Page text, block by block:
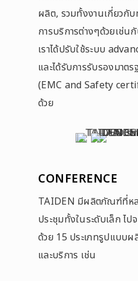
ผลิต, รวมทั้งงานเกี่ยวกั
การบริการต่างๆด้วยเช่
เราได้ปรับใช้ระบบ
และได้รับการรับรองมาต
(EMC and Safety
ด้วย
CONFERENCE
TAIDEN มีผลิตภัณฑ์ที่ห
ประชุมทั้งในระดับเล็ก ไป
ด้วย 15 ประเภทรูปแบบ
และบริการ เช่น